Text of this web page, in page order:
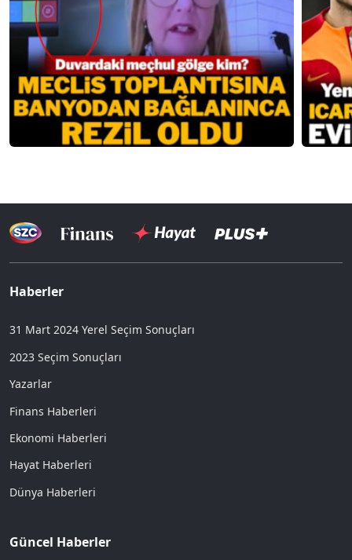
Haberler
31 Mart 2024 Yerel Seçim Sonuçları
2023 Seçim Sonuçları
Yazarlar
Finans Haberleri
Ekonomi Haberleri
Hayat Haberleri
Dünya Haberleri
Güncel Haberler